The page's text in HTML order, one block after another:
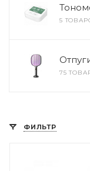
5
75
ФИЛЬТР